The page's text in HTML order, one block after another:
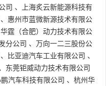
司 、
上海炙云新能源科技有
、 惠州市蓝微新源技术有限公
华霆（合肥）动力技术有限公
分公司 、 万向一二三股份公
、 比亚迪汽车工业有限公司 、
东莞钜威动力技术有限公司
汽车科技有限公司 、 杭州华